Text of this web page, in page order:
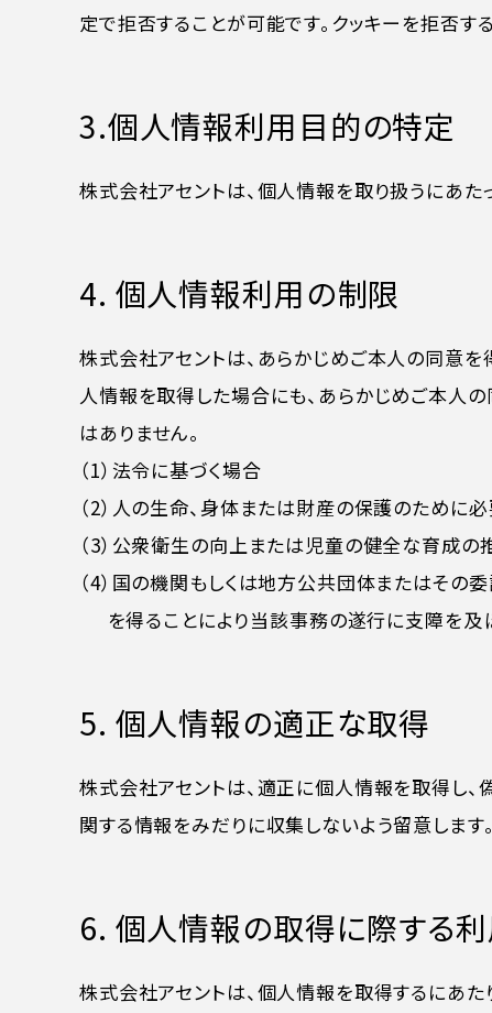
定で拒否することが可能です。クッキーを拒否す
3.個人情報利用目的の特定
株式会社アセントは、個人情報を取り扱うにあた
4. 個人情報利用の制限
株式会社アセントは、あらかじめご本人の同意
人情報を取得した場合にも、あらかじめご本人
はありません。
（1）法令に基づく場合
（2）人の生命、身体または財産の保護のために
（3）公衆衛生の向上または児童の健全な育成
（4）国の機関もしくは地方公共団体またはそ
を得ることにより当該事務の遂行に支障を及
5. 個人情報の適正な取得
株式会社アセントは、適正に個人情報を取得し
関する情報をみだりに収集しないよう留意します。
6. 個人情報の取得に際する
株式会社アセントは、個人情報を取得するにあた